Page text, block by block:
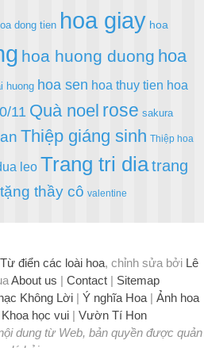
dong tien hoa giay hoa
hoa huong duong hoa
huong hoa sen hoa thuy tien hoa
11 Quà noel rose sakura
Thiệp giáng sinh Thiệp hoa
leo Trang tri diatrang
tặng thầy cô valentine
Từ điển các loài hoa, chỉnh sửa bởi Lê
About us | Contact | Sitemap
Không Lời| Ý nghĩa Hoa| Ảnh hoa
Khoa học vui| Vườn Tí Hon
dung từ Web, bản quyền được quản